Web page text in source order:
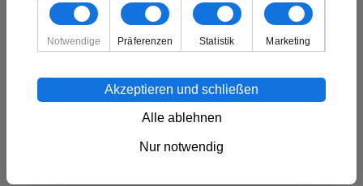
Das Gemälde ist ein handgemaltes Ölgemälde. Es
handelt sich nicht um einen Druck oder ähnliches,
sondern ist handgemalt. Bei der Ölmalerei handelt es
zeichnen sich durch ihre gute Farbtiefe aus.
Das Gemälde ist über einen 3,5 cm dicken Blendrahmen
gespannt und kann direkt an einer Wand aufgehängt
Notwendige Präferenzen Statistik Marketing
Alle ablehnen
Nur notwendig
Akzeptieren und schließen